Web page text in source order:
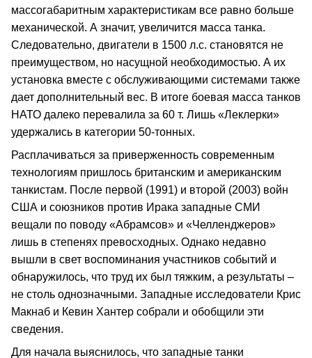
массогабаритным характеристикам все равно больше
механической. А значит, увеличится масса танка.
Следовательно, двигатели в 1500 л.с. становятся не
преимуществом, но насущной необходимостью. А их
установка вместе с обслуживающими системами также
дает дополнительный вес. В итоге боевая масса танков
НАТО далеко перевалила за 60 т. Лишь «Леклерки»
удержались в категории 50-тонных.
Расплачиваться за приверженность современным
технологиям пришлось британским и американским
танкистам. После первой (1991) и второй (2003) войн
США и союзников против Ирака западные СМИ
вещали по поводу «Абрамсов» и «Челленджеров»
лишь в степенях превосходных. Однако недавно
вышли в свет воспоминания участников событий и
обнаружилось, что труд их был тяжким, а результаты –
не столь однозначными. Западные исследователи Крис
Макнаб и Кевин Хантер собрали и обобщили эти
сведения.
Для начала выяснилось, что западные танки